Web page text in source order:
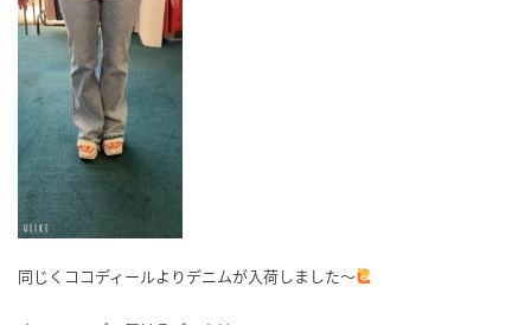
同じくココディールよりデニムが入荷しました～